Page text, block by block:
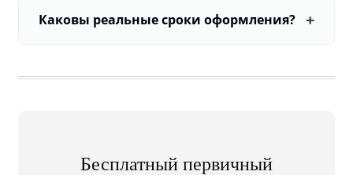
Каковы реальные сроки оформления?
Бесплатный первичный